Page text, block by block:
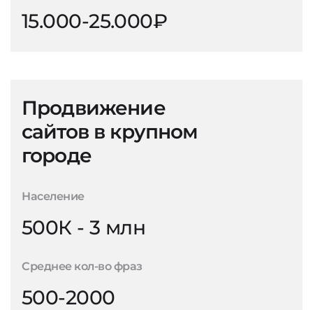
15.000-25.000₽
Продвижение
сайтов в крупном
городе
Население
500К - 3 млн
Среднее кол-во фраз
500-2000